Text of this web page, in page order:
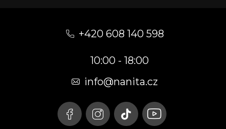
+420 608 140 598
10:00 - 18:00
info@nanita.cz